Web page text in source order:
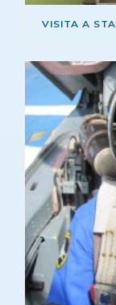
VISITA A